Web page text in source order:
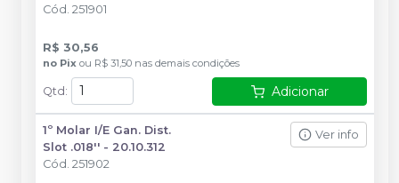
Cód. 251901
R$ 30,56
no Pix ou R$ 31,50 nas demais condições
Qtd : Adicionar
1º Molar I/E Gan. Dist.
Slot .018'' - 20.10.312
Cód. 251902
Ver info